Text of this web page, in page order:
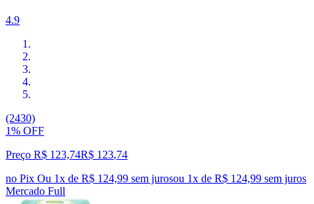
4.9
(2430)
1% OFF
Preço R$ 123,74R$ 123,74
no Pix Ou 1x de R$ 124,99 sem jurosou 1x de R$ 124,99 sem juros
Mercado Full